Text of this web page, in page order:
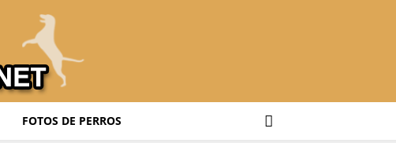
FOTOS DE PERROS